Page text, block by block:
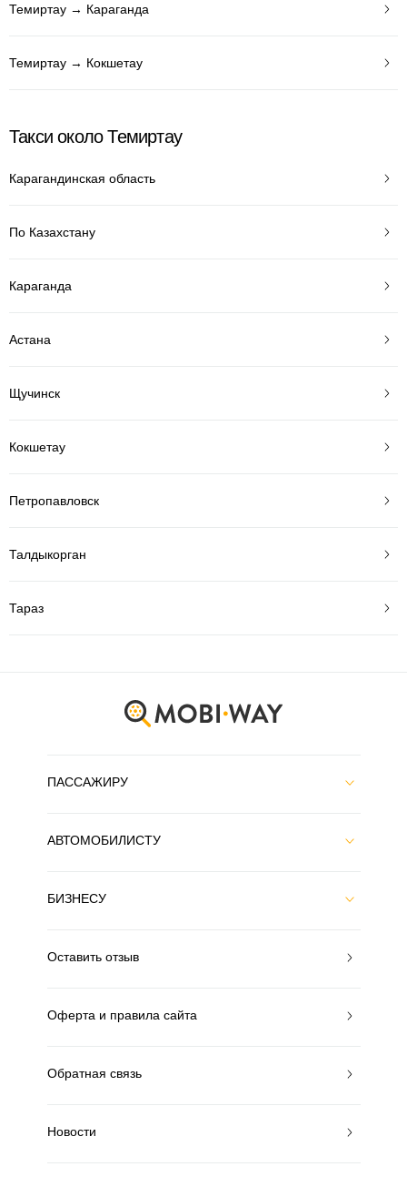
Темиртау → Караганда
Темиртау → Кокшетау
Такси около Темиртау
Карагандинская область
По Казахстану
Караганда
Астана
Щучинск
Кокшетау
Петропавловск
Талдыкорган
Тараз
ПАССАЖИРУ
АВТОМОБИЛИСТУ
БИЗНЕСУ
Оставить отзыв
Оферта и правила сайта
Обратная связь
Новости